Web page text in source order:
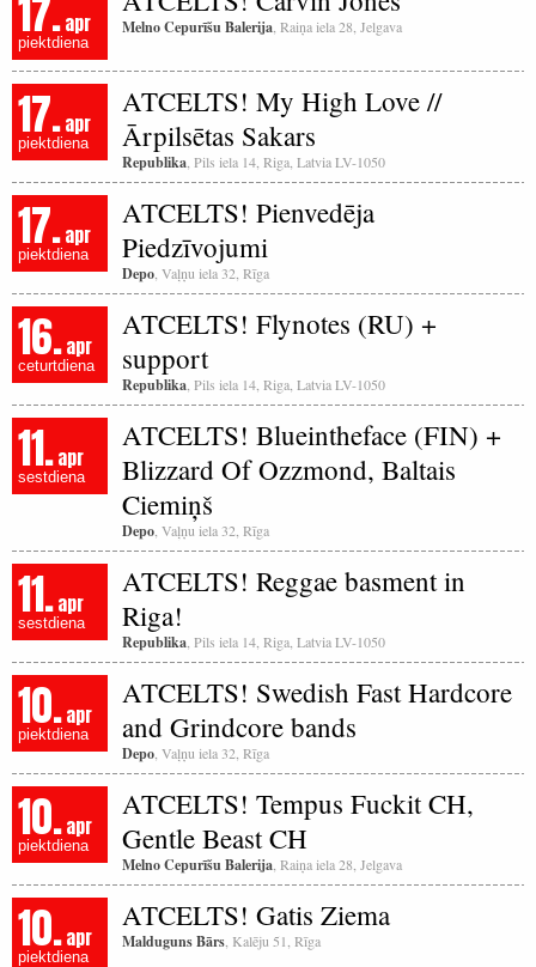
17.apr
piektdiena
Melno Cepurīšu Balerija , Raiņa iela 28, Jelgava
17.apr
piektdiena
ATCELTS! My High Love //
Ārpilsētas Sakars
Republika , Pils iela 14, Riga, Latvia LV-1050
17.apr
piektdiena
ATCELTS! Pienvedēja
Piedzīvojumi
Depo , Vaļņu iela 32, Rīga
16.apr
ceturtdiena
ATCELTS! Flynotes (RU) +
support
Republika , Pils iela 14, Riga, Latvia LV-1050
11.apr
sestdiena
ATCELTS! Blueintheface (FIN) +
Blizzard Of Ozzmond, Baltais
Ciemiņš
Depo , Vaļņu iela 32, Rīga
11.apr
sestdiena
ATCELTS! Reggae basment in
Riga!
Republika , Pils iela 14, Riga, Latvia LV-1050
10.apr
piektdiena
ATCELTS! Swedish Fast Hardcore
and Grindcore bands
Depo , Vaļņu iela 32, Rīga
10.apr
piektdiena
ATCELTS! Tempus Fuckit CH,
Gentle Beast CH
Melno Cepurīšu Balerija , Raiņa iela 28, Jelgava
10.apr
piektdiena
ATCELTS! Gatis Ziema
Malduguns Bārs , Kalēju 51, Rīga